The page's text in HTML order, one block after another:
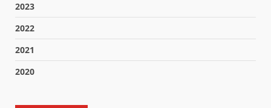
2023
2022
2021
2020